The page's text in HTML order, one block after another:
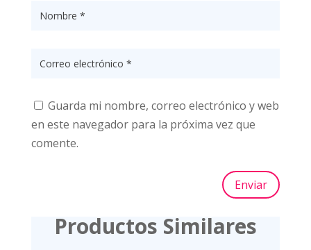
Guarda mi nombre, correo electrónico y web
en este navegador para la próxima vez que
comente.
Enviar
Productos Similares